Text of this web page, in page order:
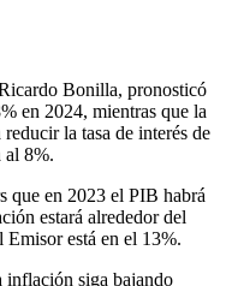
Bonilla, pronosticó
en 2024, mientras que la
la tasa de interés de
al 8%.
que en 2023 el PIB habrá
estará alrededor del
Emisor está en el 13%.
inflación siga bajando